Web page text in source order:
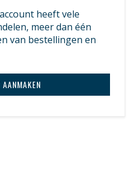
heeft vele
meer dan één
van bestellingen en